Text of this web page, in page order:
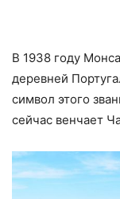
В 1938 году
деревней
символ этого
сейчас венчает